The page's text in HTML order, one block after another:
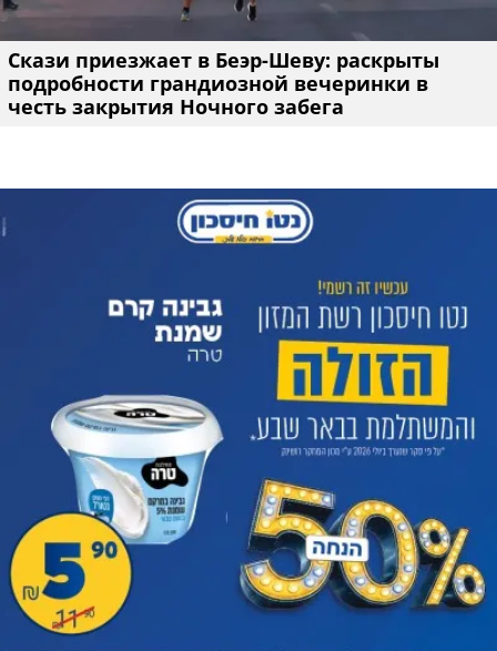
Скази приезжает в Беэр-Шеву: раскрыты
подробности грандиозной вечеринки в
честь закрытия Ночного забега